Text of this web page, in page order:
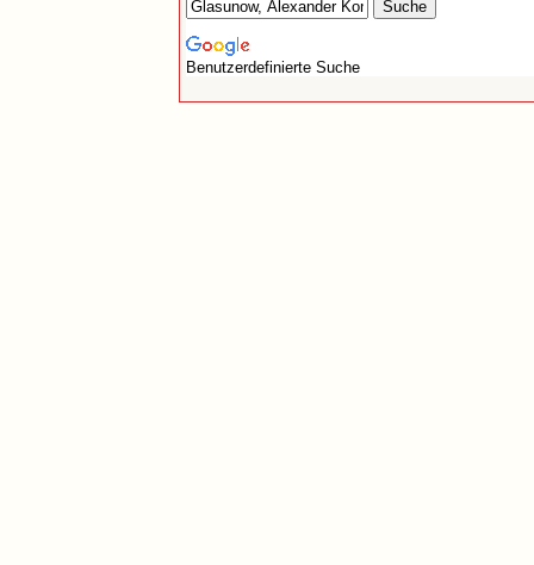
Benutzerdefinierte Suche